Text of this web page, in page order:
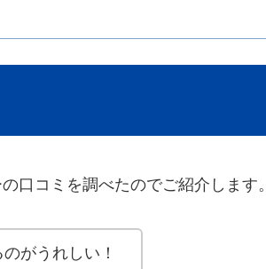
口コミを調べたのでご紹介します。
がうれしい！